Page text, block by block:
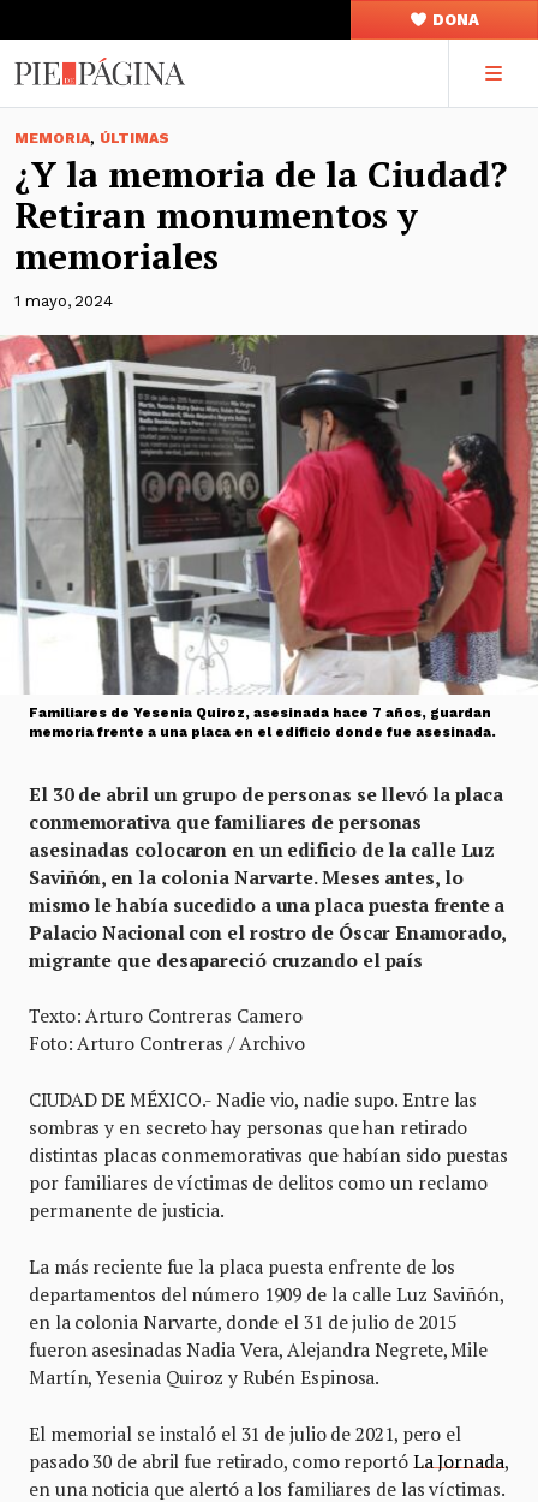
DONA
MEMORIA, ÚLTIMAS
¿Y la memoria de la Ciudad?
Retiran monumentos y
memoriales
1 mayo, 2024
Familiares de Yesenia Quiroz, asesinada hace 7 años, guardan
memoria frente a una placa en el edificio donde fue asesinada.
El 30 de abril un grupo de personas se llevó la placa
conmemorativa que familiares de personas
asesinadas colocaron en un edificio de la calle Luz
Saviñón, en la colonia Narvarte. Meses antes, lo
mismo le había sucedido a una placa puesta frente a
Palacio Nacional con el rostro de Óscar Enamorado,
migrante que desapareció cruzando el país
Texto: Arturo Contreras Camero
Foto: Arturo Contreras / Archivo
CIUDAD DE MÉXICO.- Nadie vio, nadie supo. Entre las
sombras y en secreto hay personas que han retirado
distintas placas conmemorativas que habían sido puestas
por familiares de víctimas de delitos como un reclamo
permanente de justicia.
La más reciente fue la placa puesta enfrente de los
departamentos del número 1909 de la calle Luz Saviñón,
en la colonia Narvarte, donde el 31 de julio de 2015
fueron asesinadas Nadia Vera, Alejandra Negrete, Mile
Martín, Yesenia Quiroz y Rubén Espinosa.
El memorial se instaló el 31 de julio de 2021, pero el
pasado 30 de abril fue retirado, como reportó La Jornada,
en una noticia que alertó a los familiares de las víctimas.